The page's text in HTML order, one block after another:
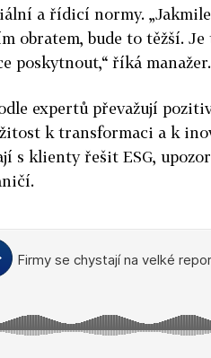
a řídicí normy.
obratem, bude to těžší.
poskytnout,“ říká manažer.
expertů převažují
k transformaci a k
s klienty řešit ESG,